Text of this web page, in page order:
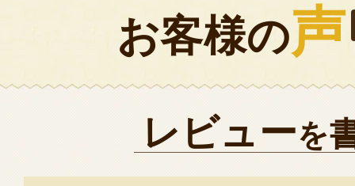
お客様の声
レビューを